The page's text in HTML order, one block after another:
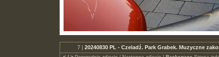
7 | 20240830 PL - Czeladź. Park Grabek. Muzyczne